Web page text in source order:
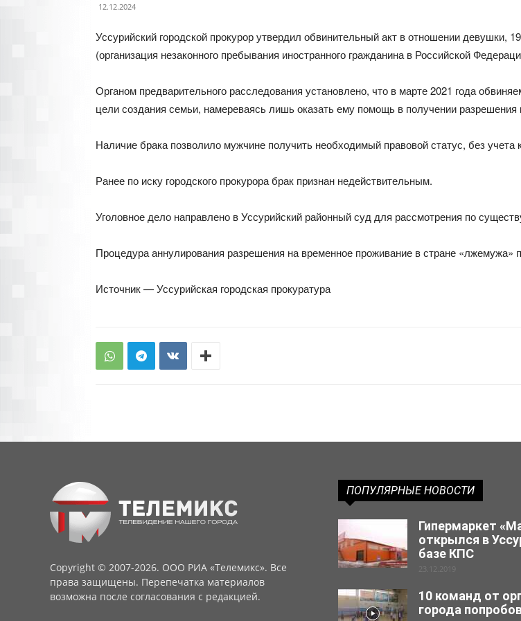
12.12.2024
Уссурийский городской прокурор утвердил обвинительный акт в отношении девушки,
(организация незаконного пребывания иностранного гражданина в Российской
Органом предварительного расследования установлено, что в марте 2021 года
цели создания семьи, намереваясь лишь оказать ему помощь в получении
Наличие брака позволило мужчине получить необходимый правовой статус, без учета
Ранее по иску городского прокурора брак признан недействительным.
Уголовное дело направлено в Уссурийский районный суд для рассмотрения по
Процедура аннулирования разрешения на временное проживание в стране «лжемужа»
Источник — Уссурийская городская прокуратура
Copyright © 2007-2026. ООО РИА «Телемикс». Все
права защищены. Перепечатка материалов
возможна после согласования с редакцией.
ПОПУЛЯРНЫЕ НОВОСТИ
Гипермаркет
открылся в
базе КПС
23.12.2019
10 команд от
города